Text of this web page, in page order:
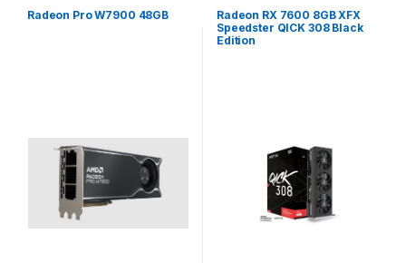
Radeon Pro W7900 48GB
Radeon RX 7600 8GB XFX
Speedster QICK 308 Black
Edition